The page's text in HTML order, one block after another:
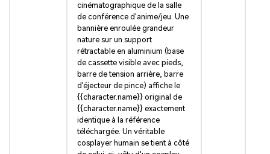
cinématographique de la salle
de conférence d'anime/jeu. Une
bannière enroulée grandeur
nature sur un support
rétractable en aluminium (base
de cassette visible avec pieds,
barre de tension arrière, barre
d'éjecteur de pince) affiche le
{{character.name}} original de
{{character.name}} exactement
identique à la référence
téléchargée. Un véritable
cosplayer humain se tient à côté